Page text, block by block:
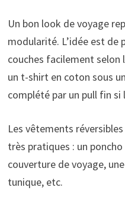
Un bon look de voyage
modularité. L’idée est de
couches facilement selon
un t-shirt en coton sous
complété par un pull fin si
Les vêtements
très pratiques : un
couverture de voyage,
tunique, etc.